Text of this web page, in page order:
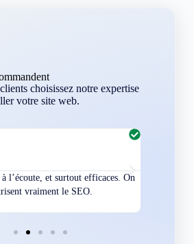
choisissez notre expertise
votre site web.
l’écoute, et surtout efficaces. On
vraiment le SEO.